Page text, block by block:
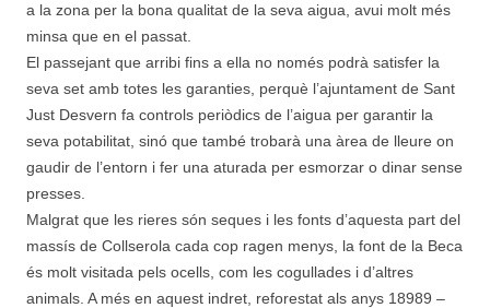
a la zona per la bona qualitat de la seva aigua, avui molt més
minsa que en el passat.
El passejant que arribi fins a ella no només podrà satisfer la
seva set amb totes les garanties, perquè l’ajuntament de Sant
Just Desvern fa controls periòdics de l’aigua per garantir la
seva potabilitat, sinó que també trobarà una àrea de lleure on
gaudir de l’entorn i fer una aturada per esmorzar o dinar sense
presses.
Malgrat que les rieres són seques i les fonts d’aquesta part del
massís de Collserola cada cop ragen menys, la font de la Beca
és molt visitada pels ocells, com les cogullades i d’altres
animals. A més en aquest indret, reforestat als anys 18989 –